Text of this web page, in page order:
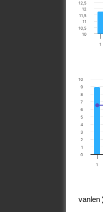
1
10
10,5
11
11,5
12
12,5
1
0
1
2
3
4
5
6
7
8
9
10
vanlen